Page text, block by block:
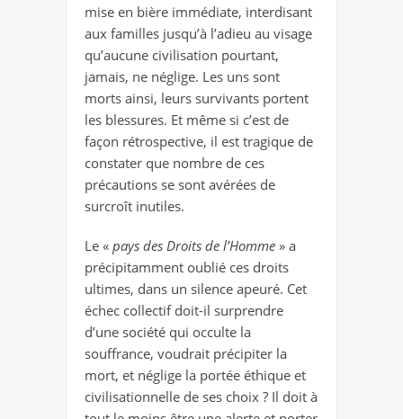
mise en bière immédiate, interdisant
aux familles jusqu’à l’adieu au visage
qu’aucune civilisation pourtant,
jamais, ne néglige. Les uns sont
morts ainsi, leurs survivants portent
les blessures. Et même si c’est de
façon rétrospective, il est tragique de
constater que nombre de ces
précautions se sont avérées de
surcroît inutiles.
Le « pays des Droits de l’Homme » a
précipitamment oublié ces droits
ultimes, dans un silence apeuré. Cet
échec collectif doit-il surprendre
d’une société qui occulte la
souffrance, voudrait précipiter la
mort, et néglige la portée éthique et
civilisationnelle de ses choix ? Il doit à